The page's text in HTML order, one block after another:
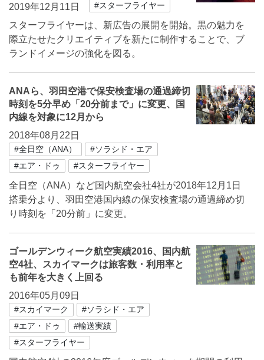
2019年12月11日
#スターフライヤー
スターフライヤーは、新広告の展開を開始。黒の魅力を
際立たせたクリエイティブを新たに制作することで、ブ
ランドイメージの強化を図る。
ANAら、羽田空港で保安検査場の通過締切
時刻を5分早め「20分前まで」に変更、国
内線を対象に12月から
2018年08月22日
#全日空（ANA）
#ソラシド・エア
#エア・ドゥ
#スターフライヤー
全日空（ANA）など国内航空会社4社が2018年12月1日
搭乗分より、羽田空港国内線の保安検査場の通過締め切
り時刻を「20分前」に変更。
ゴールデンウィーク航空実績2016、国内航
空4社、スカイマークは旅客数・利用率と
も前年を大きく上回る
2016年05月09日
#スカイマーク
#ソラシド・エア
#エア・ドゥ
#輸送実績
#スターフライヤー